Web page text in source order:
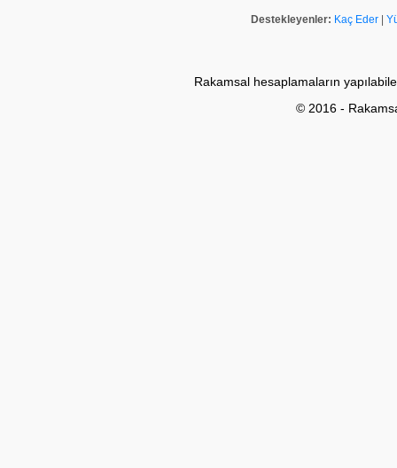
Destekleyenler: Kaç Eder
Rakamsal hesaplamaların
© 2016 -